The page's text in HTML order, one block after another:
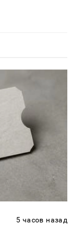
5 часов назад